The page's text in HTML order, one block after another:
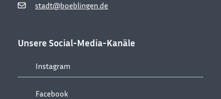
stadt@boeblingen.de
Unsere Social-Media-Kanäle
Instagram
Facebook